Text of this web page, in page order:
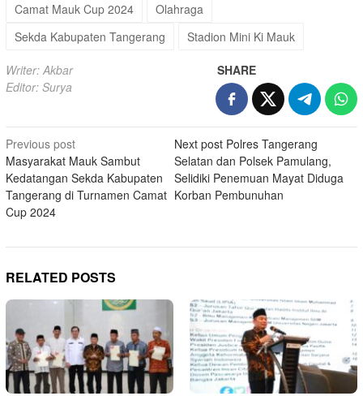
Camat Mauk Cup 2024
Olahraga
Sekda Kabupaten Tangerang
Stadion Mini Ki Mauk
Writer: Akbar
Editor: Surya
SHARE
Post
navigation
Previous post
Masyarakat Mauk Sambut
Kedatangan Sekda Kabupaten
Tangerang di Turnamen Camat
Cup 2024
Next post Polres Tangerang
Selatan dan Polsek Pamulang,
Selidiki Penemuan Mayat Diduga
Korban Pembunuhan
RELATED POSTS